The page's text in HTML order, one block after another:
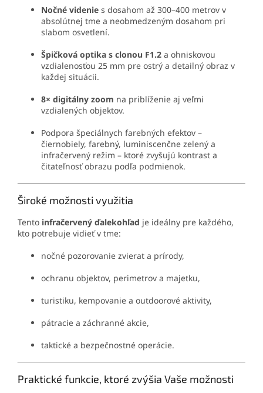
Nočné videnie s dosahom až 300–400 metrov v
absolútnej tme a neobmedzeným dosahom pri
slabom osvetlení.
Špičková optika s clonou F1.2 a ohniskovou
vzdialenosťou 25 mm pre ostrý a detailný obraz v
každej situácii.
8× digitálny zoom na priblíženie aj veľmi
vzdialených objektov.
Podpora špeciálnych farebných efektov –
čiernobiely, farebný, luminiscenčne zelený a
infračervený režim – ktoré zvyšujú kontrast a
čitateľnosť obrazu podľa podmienok.
Široké možnosti využitia
Tento infračervený ďalekohľad je ideálny pre každého,
kto potrebuje vidieť v tme:
nočné pozorovanie zvierat a prírody,
ochranu objektov, perimetrov a majetku,
turistiku, kempovanie a outdoorové aktivity,
pátracie a záchranné akcie,
taktické a bezpečnostné operácie.
Praktické funkcie, ktoré zvýšia Vaše možnosti